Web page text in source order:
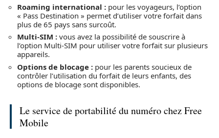
Roaming international : pour les voyageurs, l’option
« Pass Destination » permet d’utiliser votre forfait dans
plus de 65 pays sans surcoût.
Multi-SIM : vous avez la possibilité de souscrire à
l’option Multi-SIM pour utiliser votre forfait sur plusieurs
appareils.
Options de blocage : pour les parents soucieux de
contrôler l’utilisation du forfait de leurs enfants, des
options de blocage sont disponibles.
Le service de portabilité du numéro chez Free
Mobile